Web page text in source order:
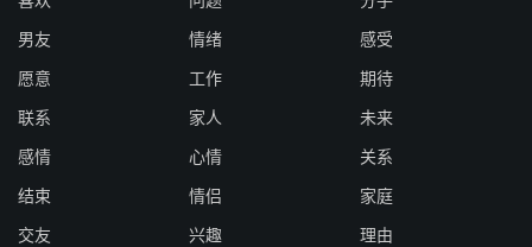
男友
情绪
感受
愿意
工作
期待
联系
家人
未来
感情
心情
关系
结束
情侣
家庭
交友
兴趣
理由